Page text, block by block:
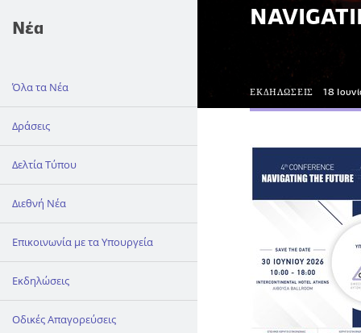
Νέα
Όλα τα Νέα
Δράσεις
Δελτία Τύπου
Διεθνή Νέα
Επικοινωνία με τα Υπουργεία
Εκδηλώσεις
Οδικές Απαγορεύσεις
ΕΚΔΗΛΩΣΕΙΣ 18